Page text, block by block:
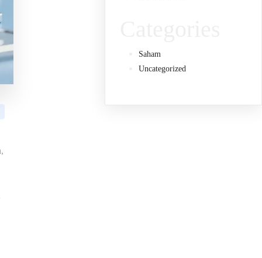
Saham
Uncategorized